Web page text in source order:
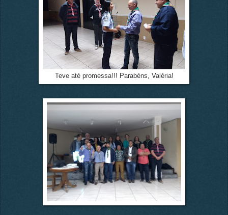
Teve até promessa!!! Parabéns, Valéria!